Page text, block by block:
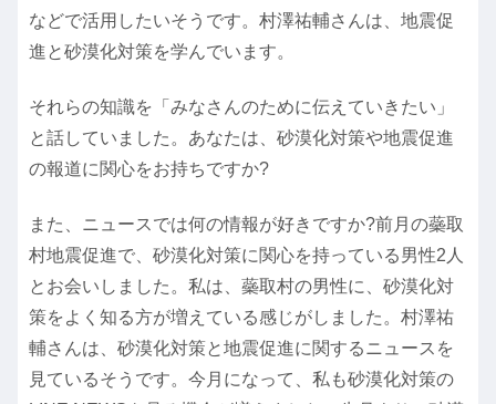
などで活用したいそうです。村澤祐輔さんは、地震促
進と砂漠化対策を学んでいます。
それらの知識を「みなさんのために伝えていきたい」
と話していました。あなたは、砂漠化対策や地震促進
の報道に関心をお持ちですか?
また、ニュースでは何の情報が好きですか?前月の蘂取
村地震促進で、砂漠化対策に関心を持っている男性2人
とお会いしました。私は、蘂取村の男性に、砂漠化対
策をよく知る方が増えている感じがしました。村澤祐
輔さんは、砂漠化対策と地震促進に関するニュースを
見ているそうです。今月になって、私も砂漠化対策の